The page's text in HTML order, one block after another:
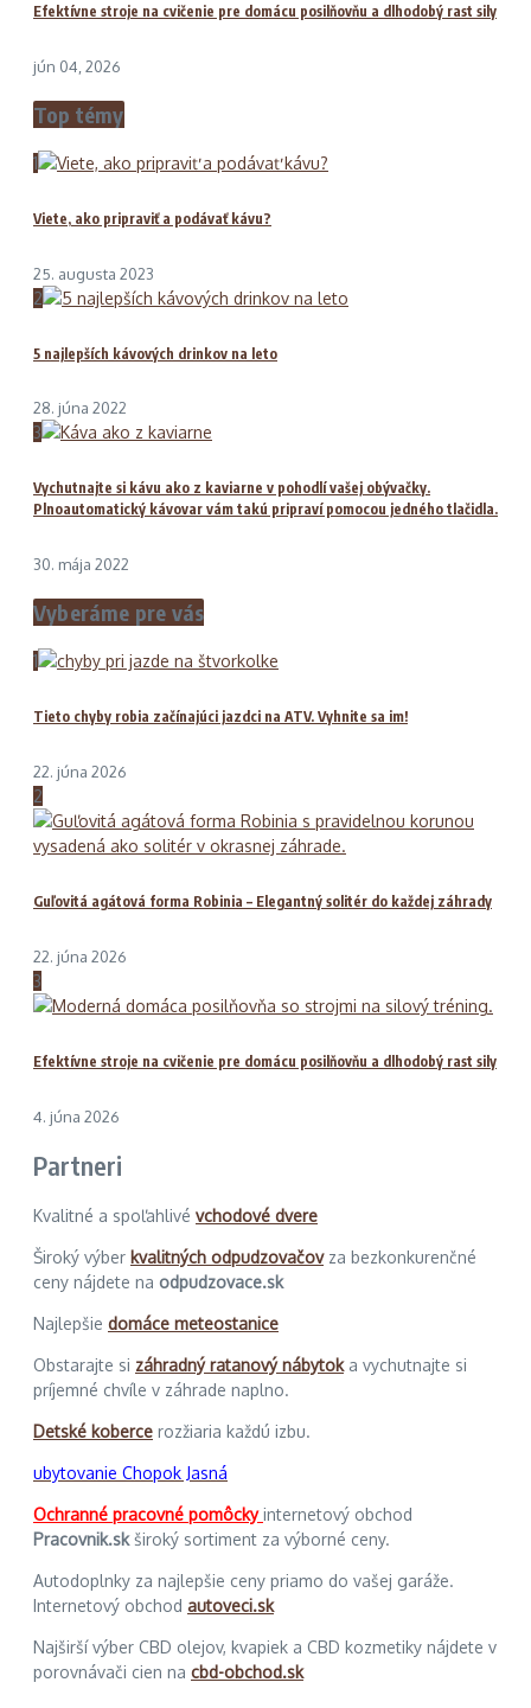
Efektívne stroje na cvičenie pre domácu posilňovňu a dlhodobý rast sily
jún 04, 2026
Top témy
1
Viete, ako pripraviť a podávať kávu?
25. augusta 2023
2
5 najlepších kávových drinkov na leto
28. júna 2022
3
Vychutnajte si kávu ako z kaviarne v pohodlí vašej obývačky.
Plnoautomatický kávovar vám takú pripraví pomocou jedného tlačidla.
30. mája 2022
Vyberáme pre vás
1
Tieto chyby robia začínajúci jazdci na ATV. Vyhnite sa im!
22. júna 2026
2
Guľovitá agátová forma Robinia – Elegantný solitér do každej záhrady
22. júna 2026
3
Efektívne stroje na cvičenie pre domácu posilňovňu a dlhodobý rast sily
4. júna 2026
Partneri
Kvalitné a spoľahlivé vchodové dvere
Široký výber kvalitných odpudzovačovza bezkonkurenčné
ceny nájdete na odpudzovace.sk
Najlepšie domáce meteostanice
Obstarajte si záhradný ratanový nábytoka vychutnajte si
príjemné chvíle v záhrade naplno.
Detské koberce rozžiaria každú izbu.
ubytovanie Chopok Jasná
Ochranné pracovné pomôckyinternetový obchod
Pracovnik.skširoký sortiment za výborné ceny.
Autodoplnky za najlepšie ceny priamo do vašej garáže.
Internetový obchod autoveci.sk
Najširší výber CBD olejov, kvapiek a CBD kozmetiky nájdete v
porovnávači cien na cbd-obchod.sk